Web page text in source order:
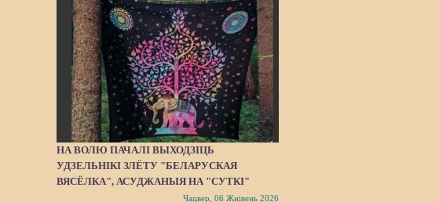
НА ВОЛЮ ПАЧАЛІ ВЫХОДЗІЦЬ
УДЗЕЛЬНІКІ ЗЛЁТУ "БЕЛАРУСКАЯ
ВЯСЁЛКА", АСУДЖАНЫЯ НА "СУТКІ"
Чацвер, 06 Жнівень 2026